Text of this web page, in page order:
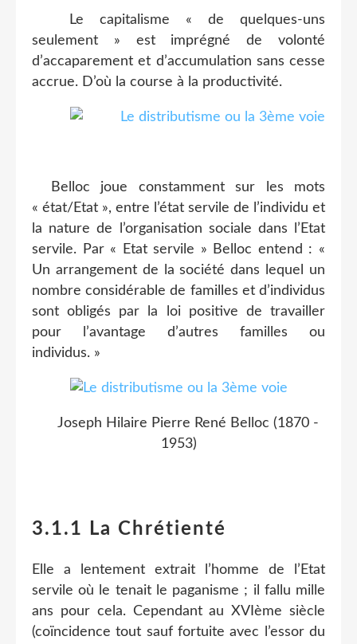
Le capitalisme « de quelques-uns
seulement » est imprégné de volonté
d’accaparement et d’accumulation sans cesse
accrue. D’où la course à la productivité.
Belloc joue constamment sur les mots
« état/Etat », entre l’état servile de l’individu et
la nature de l’organisation sociale dans l’Etat
servile. Par « Etat servile » Belloc entend : «
Un arrangement de la société dans lequel un
nombre considérable de familles et d’individus
sont obligés par la loi positive de travailler
pour l’avantage d’autres familles ou
individus. »
Joseph Hilaire Pierre René Belloc (1870 -
1953)
3.1.1 La Chrétienté
Elle a lentement extrait l’homme de l’Etat
servile où le tenait le paganisme ; il fallu mille
ans pour cela. Cependant au XVIème siècle
(coïncidence tout sauf fortuite avec l’essor du